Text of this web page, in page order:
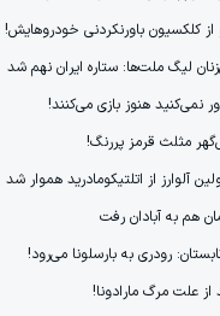
از کلکسیون باورنکردنی خودروهایش!
لیگ ملت‌ها: ستاره ایران نهم شد
نمی‌کنید هنوز بازی می‌کنند!
مثلث قرمز پررنگ!
آلوارز از اتلتیکومادرید هموار شد
هم به آبادان رفت
رودری به بارسلونا می‌رود!
علت مرگ مارادونا!